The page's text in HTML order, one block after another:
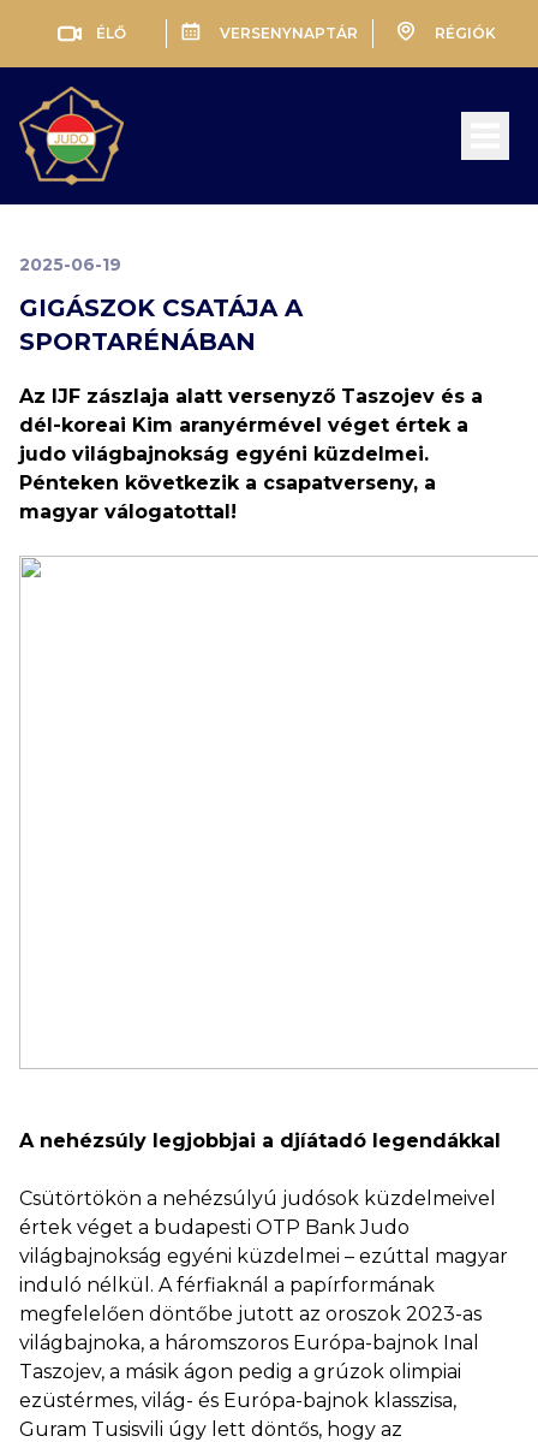
ÉLŐ VERSENYNAPTÁR RÉGIÓK
2025-06-19
GIGÁSZOK CSATÁJA A
SPORTARÉNÁBAN
Az IJF zászlaja alatt versenyző Taszojev és a
dél-koreai Kim aranyérmével véget értek a
judo világbajnokság egyéni küzdelmei.
Pénteken következik a csapatverseny, a
magyar válogatottal!
A nehézsúly legjobbjai a djíátadó legendákkal
Csütörtökön a nehézsúlyú judósok küzdelmeivel
értek véget a budapesti OTP Bank Judo
világbajnokság egyéni küzdelmei – ezúttal magyar
induló nélkül. A férfiaknál a papírformának
megfelelően döntőbe jutott az oroszok 2023-as
világbajnoka, a háromszoros Európa-bajnok Inal
Taszojev, a másik ágon pedig a grúzok olimpiai
ezüstérmes, világ- és Európa-bajnok klasszisa,
Guram Tusisvili úgy lett döntős, hogy az